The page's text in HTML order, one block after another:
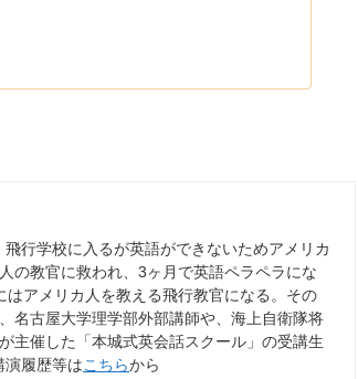
行学校に入るが英語ができないためアメリカ
の教官に救われ、3ヶ月で英語ペラペラにな
アメリカ人を教える飛行教官になる。その
名古屋大学理学部外部講師や、海上自衛隊将
主催した「本城式英会話スクール」の受講生
演履歴等はこちらから